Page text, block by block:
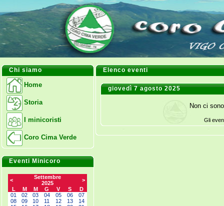
Chi siamo
Home
Storia
I minicoristi
Coro Cima Verde
Eventi Minicoro
<
Settembre
2025
>
L
M M G V S
D
01
02 03 04 05 06
07
08
09 10 11 12 13
14
Elenco eventi
giovedì 7 agosto 2025
Non ci
Gli